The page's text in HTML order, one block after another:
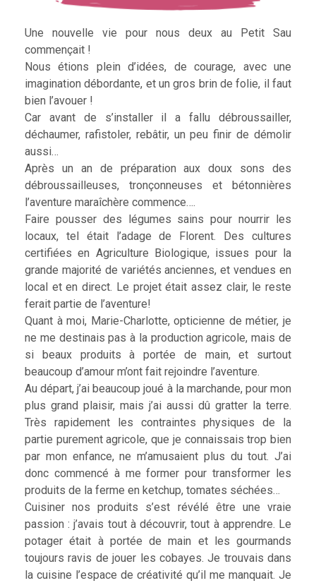
Une nouvelle vie pour nous deux au Petit Sau
commençait !
Nous étions plein d’idées, de courage, avec une
imagination débordante, et un gros brin de folie, il faut
bien l’avouer !
Car avant de s’installer il a fallu débroussailler,
déchaumer, rafistoler, rebâtir, un peu finir de démolir
aussi…
Après un an de préparation aux doux sons des
débroussailleuses, tronçonneuses et bétonnières
l’aventure maraîchère commence….
Faire pousser des légumes sains pour nourrir les
locaux, tel était l’adage de Florent. Des cultures
certifiées en Agriculture Biologique, issues pour la
grande majorité de variétés anciennes, et vendues en
local et en direct. Le projet était assez clair, le reste
ferait partie de l’aventure!
Quant à moi, Marie-Charlotte, opticienne de métier, je
ne me destinais pas à la production agricole, mais de
si beaux produits à portée de main, et surtout
beaucoup d’amour m’ont fait rejoindre l’aventure.
Au départ, j’ai beaucoup joué à la marchande, pour mon
plus grand plaisir, mais j’ai aussi dû gratter la terre.
Très rapidement les contraintes physiques de la
partie purement agricole, que je connaissais trop bien
par mon enfance, ne m’amusaient plus du tout. J’ai
donc commencé à me former pour transformer les
produits de la ferme en ketchup, tomates séchées…
Cuisiner nos produits s’est révélé être une vraie
passion : j’avais tout à découvrir, tout à apprendre. Le
potager était à portée de main et les gourmands
toujours ravis de jouer les cobayes. Je trouvais dans
la cuisine l’espace de créativité qu’il me manquait. Je